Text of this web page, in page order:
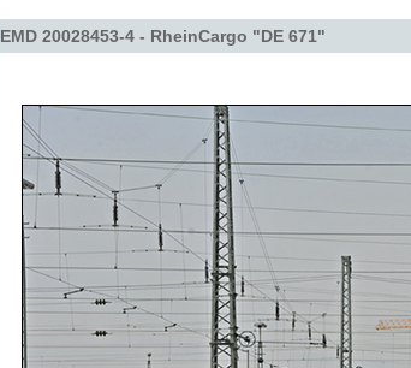
EMD 20028453-4 - RheinCargo "DE 671"